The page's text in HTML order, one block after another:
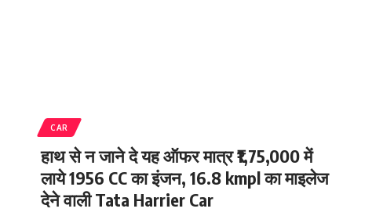
CAR
हाथ से न जाने दे यह ऑफर मात्र ₹1,75,000 में
लाये 1956 CC का इंजन, 16.8 kmpl का माइलेज
देने वाली Tata Harrier Car